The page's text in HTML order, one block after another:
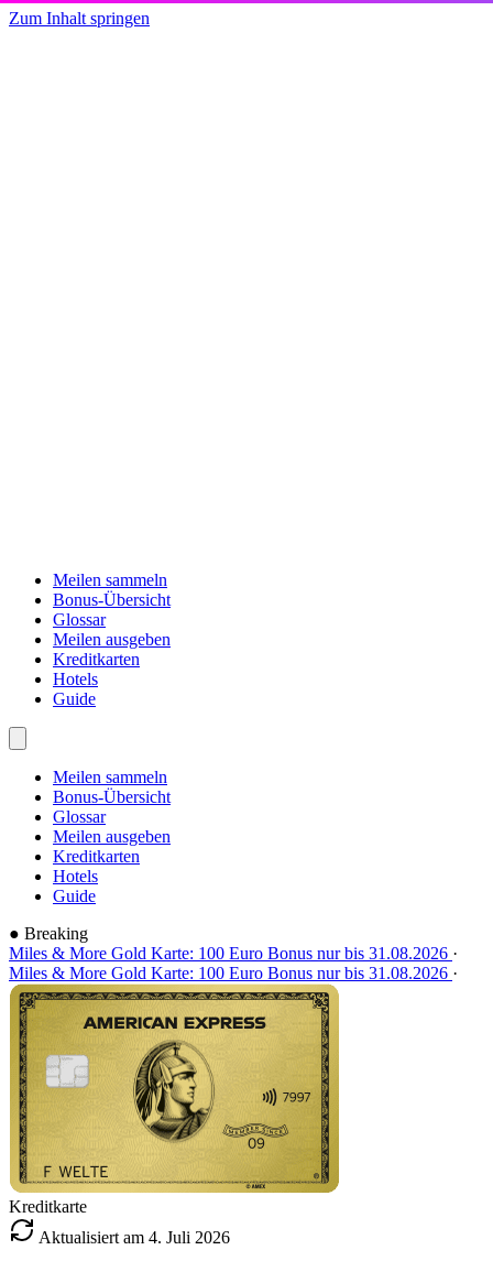
Zum Inhalt springen
Meilen sammeln
Bonus-Übersicht
Glossar
Meilen ausgeben
Kreditkarten
Hotels
Guide
Meilen sammeln
Bonus-Übersicht
Glossar
Meilen ausgeben
Kreditkarten
Hotels
Guide
● Breaking
Miles & More Gold Karte: 100 Euro Bonus nur bis 31.08.2026 ·
Miles & More Gold Karte: 100 Euro Bonus nur bis 31.08.2026 ·
Kreditkarte
Aktualisiert am 4. Juli 2026